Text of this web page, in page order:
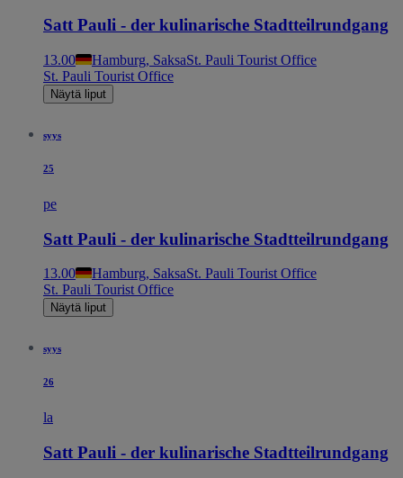
Satt Pauli - der kulinarische Stadtteilrundgang
13.00 Hamburg, SaksaSt. Pauli Tourist Office
St. Pauli Tourist Office
Näytä liput
syys
25
pe
Satt Pauli - der kulinarische Stadtteilrundgang
13.00 Hamburg, SaksaSt. Pauli Tourist Office
St. Pauli Tourist Office
Näytä liput
syys
26
la
Satt Pauli - der kulinarische Stadtteilrundgang